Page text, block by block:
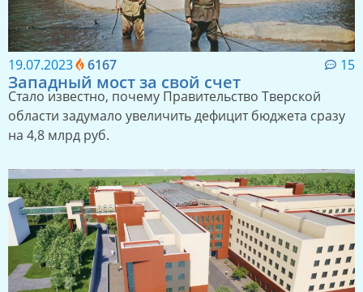
19.07.2023 6167 15
Западный мост за свой счет
Стало известно, почему Правительство Тверской
области задумало увеличить дефицит бюджета сразу
на 4,8 млрд руб.